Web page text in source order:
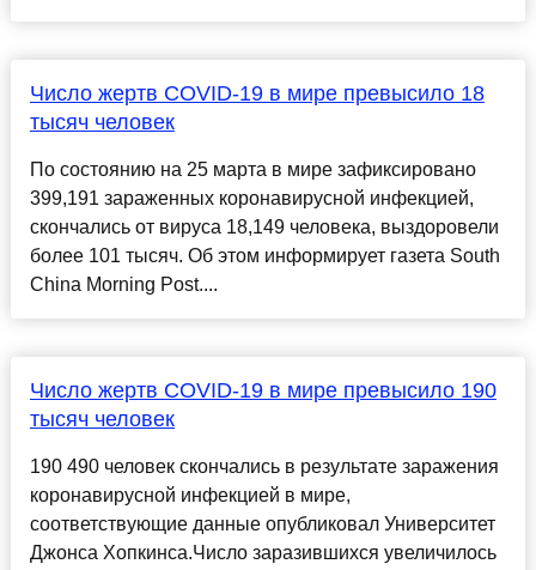
Число жертв COVID-19 в мире превысило 18
тысяч человек
По состоянию на 25 марта в мире зафиксировано
399,191 зараженных коронавирусной инфекцией,
скончались от вируса 18,149 человека, выздоровели
более 101 тысяч. Об этом информирует газета South
China Morning Post....
Число жертв COVID-19 в мире превысило 190
тысяч человек
190 490 человек скончались в результате заражения
коронавирусной инфекцией в мире,
соответствующие данные опубликовал Университет
Джонса Хопкинса.Число заразившихся увеличилось